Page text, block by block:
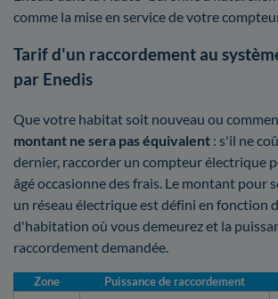
comme la mise en service de votre
Tarif d'un raccordement au
par Enedis
Que votre habitat soit nouveau ou
montant ne sera pas équivalent : s'il ne
dernier, raccorder un compteur électrique
âgé occasionne des frais. Le montant pour
un réseau électrique est défini en fonction
d'habitation où vous demeurez et la
raccordement demandée.
Zone Puissance de raccordement